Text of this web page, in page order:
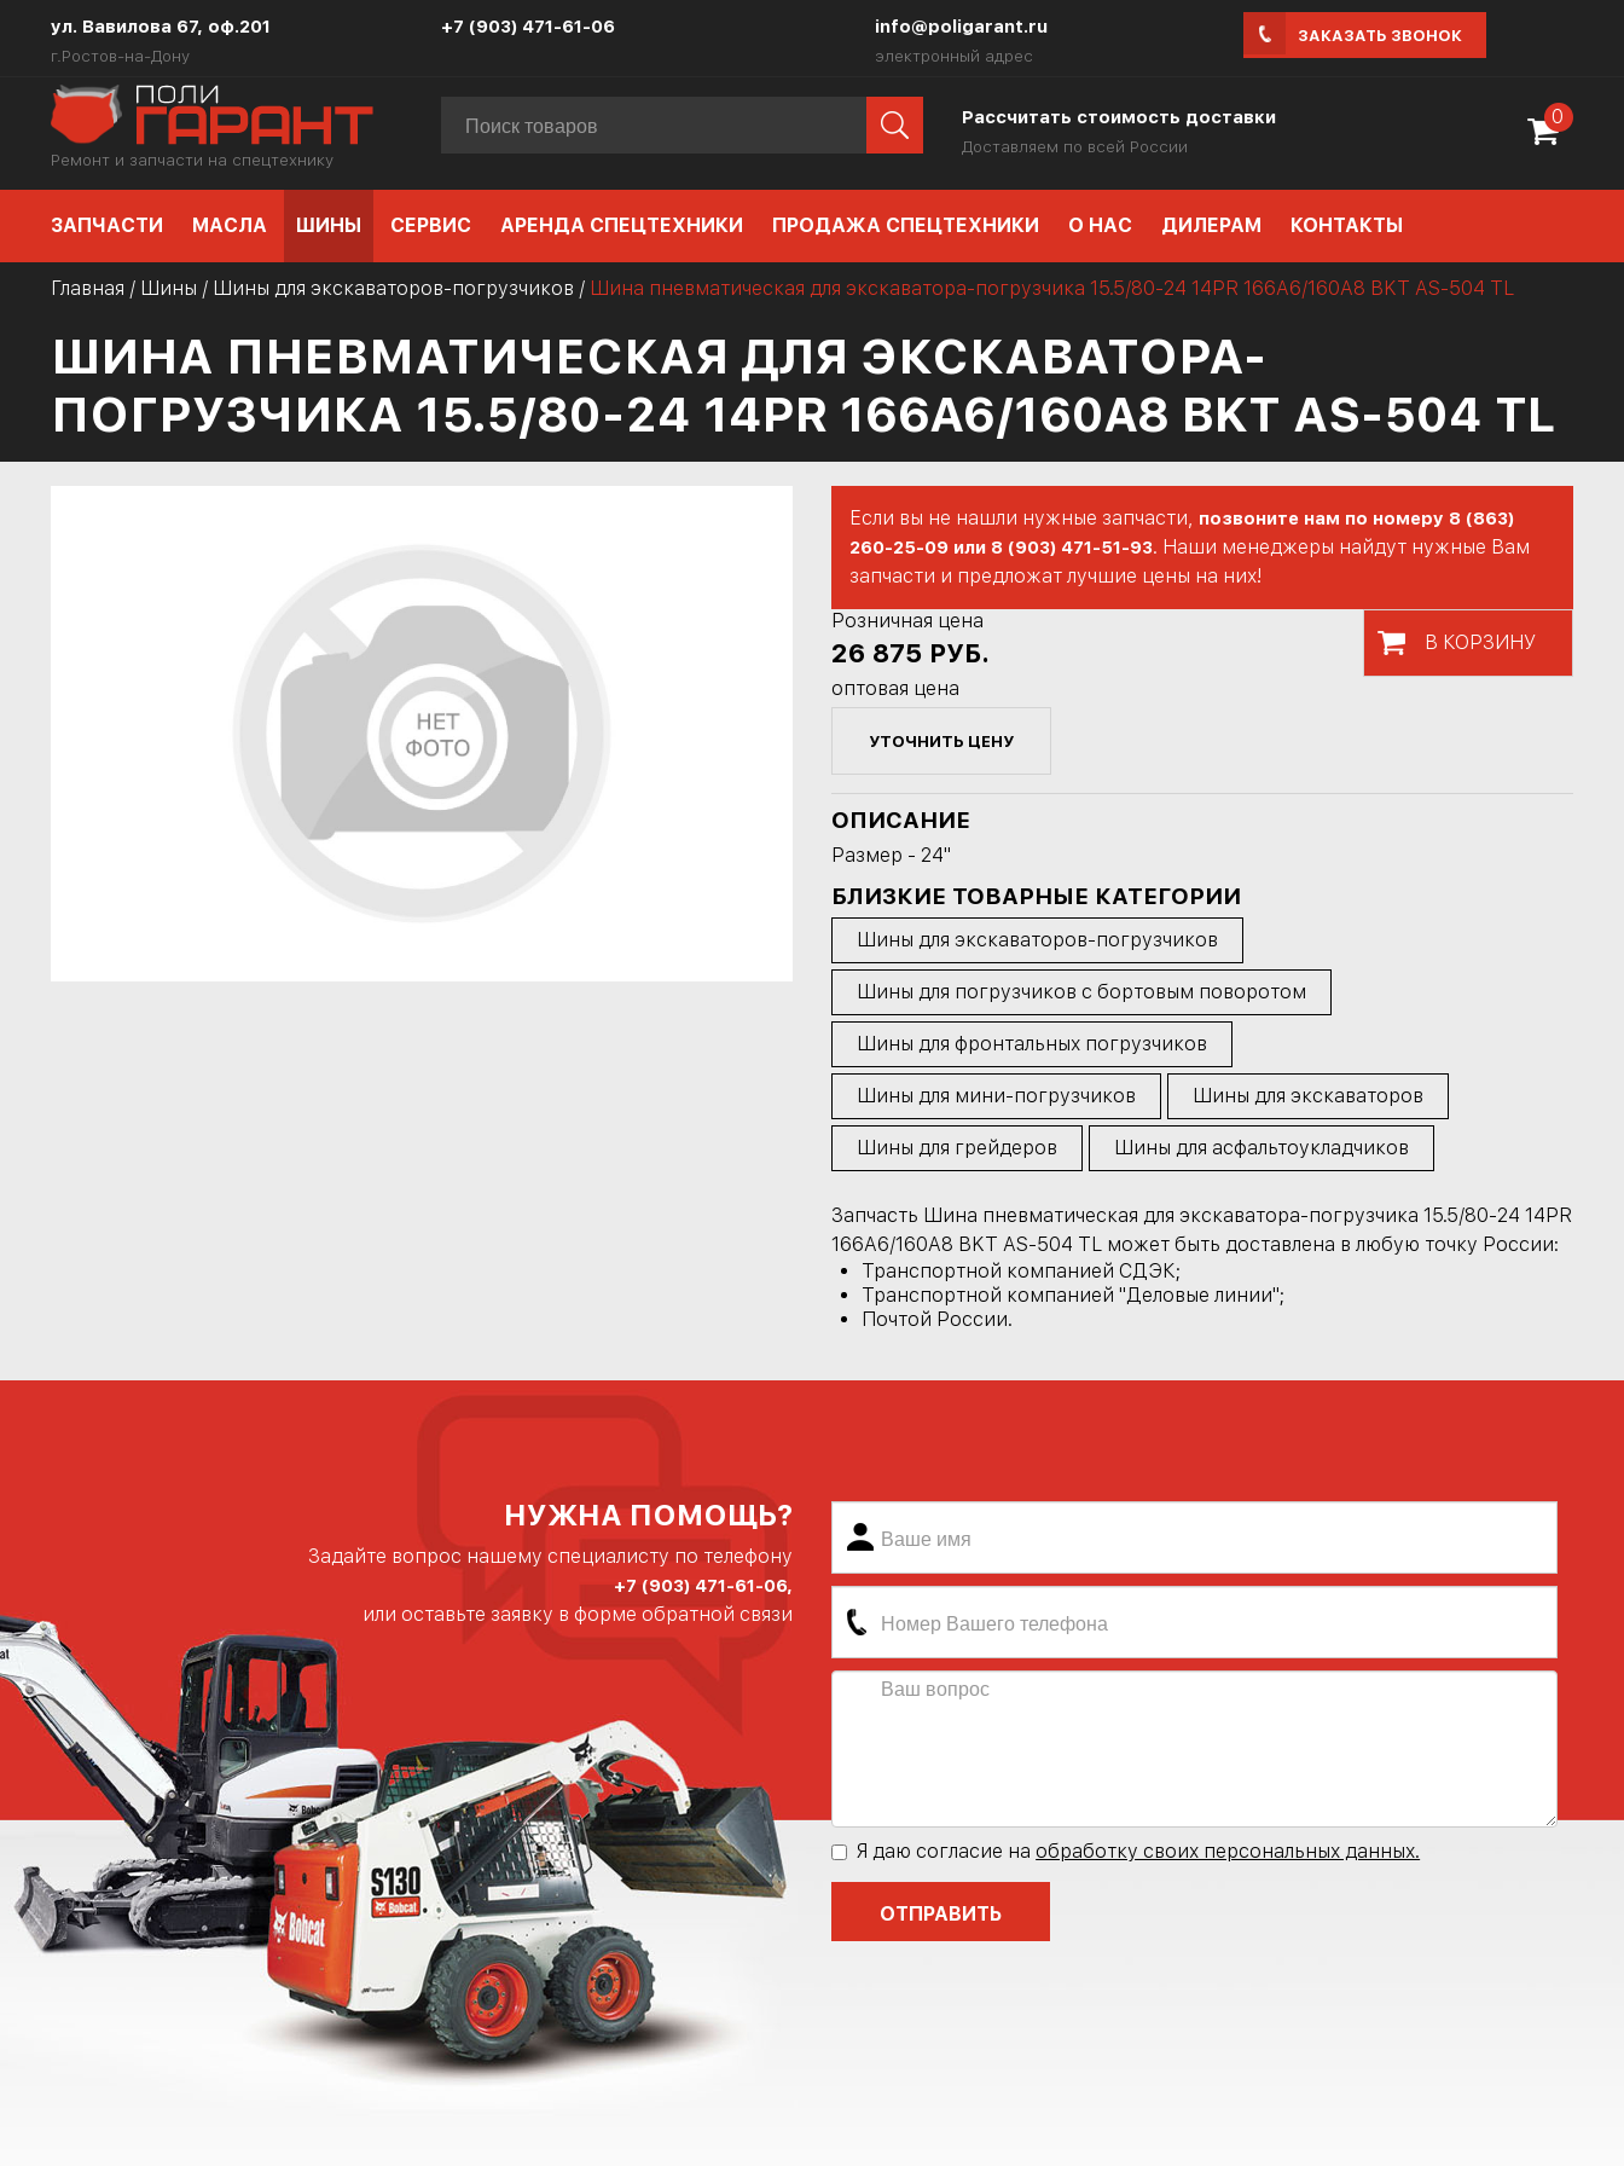
ул. Вавилова 67, оф.201
г.Ростов-на-Дону
+7 (903) 471-61-06 info@poligarant.ru
электронный адрес
ЗАКАЗАТЬ ЗВОНОК
Ремонт и запчасти на спецтехнику
Рассчитать стоимость доставки
Доставляем по всей России
0
ЗАПЧАСТИ МАСЛА ШИНЫ СЕРВИС АРЕНДА СПЕЦТЕХНИКИ ПРОДАЖА СПЕЦТЕХНИКИ О НАС ДИЛЕРАМ КОНТАКТЫ
Главная / Шины / Шины для экскаваторов-погрузчиков / Шина пневматическая для экскаватора-погрузчика 15.5/80-24 14PR 166A6/160A8 BKT AS-504 TL
ШИНА ПНЕВМАТИЧЕСКАЯ ДЛЯ ЭКСКАВАТОРА-
ПОГРУЗЧИКА 15.5/80-24 14PR 166A6/160A8 BKT AS-504 TL
Если вы не нашли нужные запчасти, позвоните нам по номеру 8 (863)
260-25-09 или 8 (903) 471-51-93. Наши менеджеры найдут нужные Вам
запчасти и предложат лучшие цены на них!
Розничная цена
26 875 РУБ.
В КОРЗИНУ
оптовая цена
УТОЧНИТЬ ЦЕНУ
ОПИСАНИЕ
Размер - 24"
БЛИЗКИЕ ТОВАРНЫЕ КАТЕГОРИИ
Шины для экскаваторов-погрузчиков
Шины для погрузчиков с бортовым поворотом
Шины для фронтальных погрузчиков
Шины для мини-погрузчиков Шины для экскаваторов
Шины для грейдеров Шины для асфальтоукладчиков
Запчасть Шина пневматическая для экскаватора-погрузчика 15.5/80-24 14PR
166A6/160A8 BKT AS-504 TL может быть доставлена в любую точку России:
Транспортной компанией СДЭК;
Транспортной компанией "Деловые линии";
Почтой России.
НУЖНА ПОМОЩЬ?
Задайте вопрос нашему специалисту по телефону
+7 (903) 471-61-06,
или оставьте заявку в форме обратной связи
Я даю согласие наобработку своих персональных данных.
ОТПРАВИТЬ